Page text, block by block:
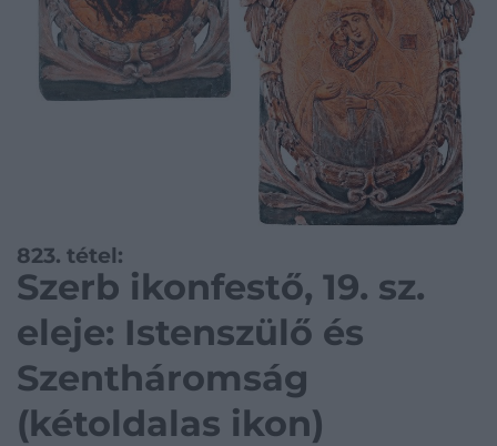
823. tétel:
Szerb ikonfestő, 19. sz.
eleje: Istenszülő és
Szentháromság
(kétoldalas ikon)